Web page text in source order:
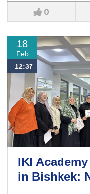
0
18
Feb
12:37
IKI
in Bishkek: